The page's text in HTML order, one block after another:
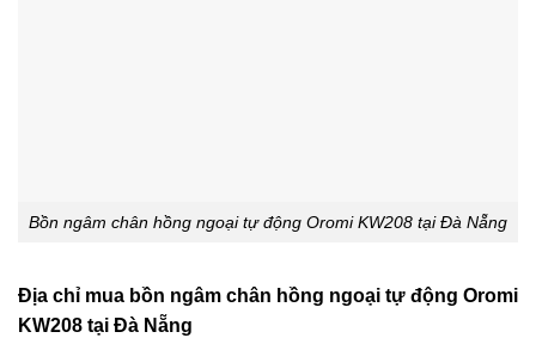
Bồn ngâm chân hồng ngoại tự động Oromi KW208 tại Đà Nẵng
Địa chỉ mua bồn ngâm chân hồng ngoại tự động Oromi
KW208 tại Đà Nẵng